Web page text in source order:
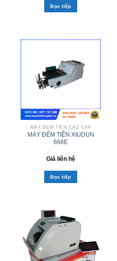
Đọc tiếp
MÁY ĐẾM TIỀN CAO CẤP
MÁY ĐẾM TIỀN XIUDUN
668E
Giá liên hệ
Đọc tiếp